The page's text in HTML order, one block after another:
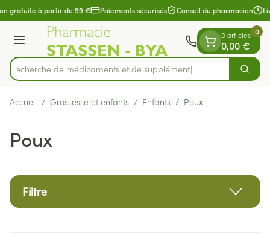
Aller au contenu
1 de 1
gratuite à partir de 99 € Paiements sécurisés Conseil du pharmacien
Menu
Rechercher
Recherche de médicamen
0 articles
0,00 €
0
Accueil / Grossesse et enfants / Enfants / Poux
Poux
Filtre